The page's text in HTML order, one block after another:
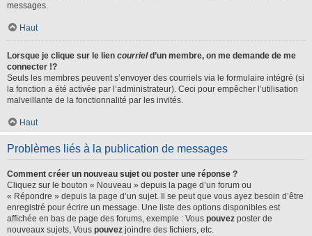
messages.
Haut
Lorsque je clique sur le lien courrield’un membre, on me demande de me
connecter !?
Seuls les membres peuvent s’envoyer des courriels via le formulaire intégré (si
la fonction a été activée par l’administrateur). Ceci pour empêcher l’utilisation
malveillante de la fonctionnalité par les invités.
Haut
Problèmes liés à la publication de messages
Comment créer un nouveau sujet ou poster une réponse ?
Cliquez sur le bouton « Nouveau » depuis la page d’un forum ou
« Répondre » depuis la page d’un sujet. Il se peut que vous ayez besoin d’être
enregistré pour écrire un message. Une liste des options disponibles est
affichée en bas de page des forums, exemple : Vous pouvez poster de
nouveaux sujets, Vous pouvez joindre des fichiers, etc.